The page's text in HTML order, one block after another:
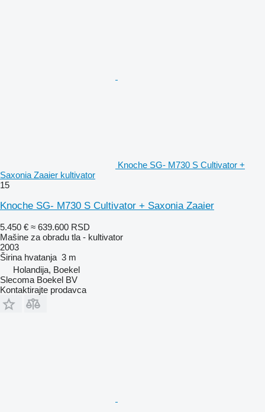
Knoche SG- M730 S Cultivator +
Saxonia Zaaier kultivator
15
Knoche SG- M730 S Cultivator + Saxonia Zaaier
5.450 € ≈ 639.600 RSD
Mašine za obradu tla - kultivator
2003
Širina hvatanja 3 m
Holandija, Boekel
Slecoma Boekel BV
Kontaktirajte prodavca